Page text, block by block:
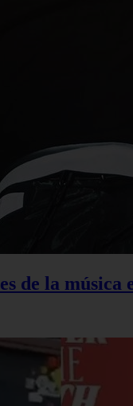
de la música